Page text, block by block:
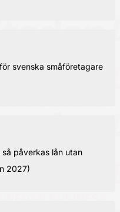
svenska småföretagare
påverkas lån utan
2027)